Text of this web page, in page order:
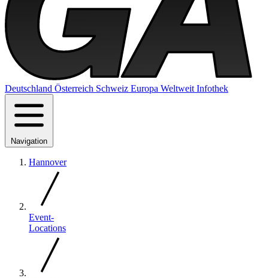
Deutschland Österreich Schweiz Europa Weltweit Infothek
Navigation
Hannover
Event-
Locations